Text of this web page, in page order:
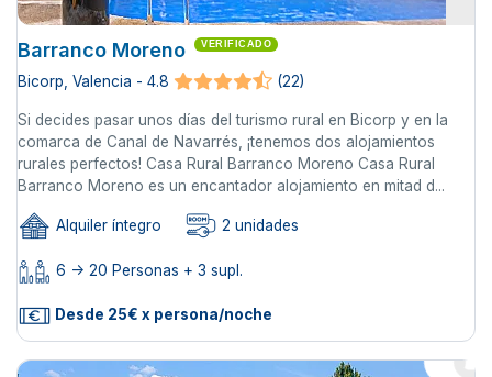
Barranco Moreno VERIFICADO
Bicorp, Valencia - 4.8 (22)
Si decides pasar unos días del turismo rural en Bicorp y en la
comarca de Canal de Navarrés, ¡tenemos dos alojamientos
rurales perfectos! Casa Rural Barranco Moreno Casa Rural
Barranco Moreno es un encantador alojamiento en mitad d...
Alquiler íntegro 2 unidades
6 -> 20 Personas + 3 supl.
Desde 25€ x persona/noche